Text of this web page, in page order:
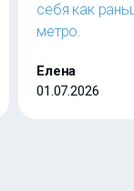
себя как
метро.
Елена
01.07.2026